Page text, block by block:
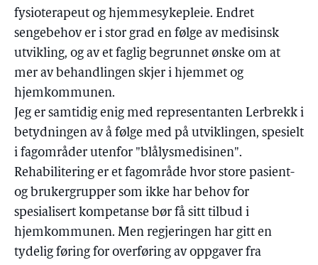
fysioterapeut og hjemmesykepleie. Endret
sengebehov er i stor grad en følge av medisinsk
utvikling, og av et faglig begrunnet ønske om at
mer av behandlingen skjer i hjemmet og
hjemkommunen.
Jeg er samtidig enig med representanten Lerbrekk i
betydningen av å følge med på utviklingen, spesielt
i fagområder utenfor "blålysmedisinen".
Rehabilitering er et fagområde hvor store pasient-
og brukergrupper som ikke har behov for
spesialisert kompetanse bør få sitt tilbud i
hjemkommunen. Men regjeringen har gitt en
tydelig føring for overføring av oppgaver fra